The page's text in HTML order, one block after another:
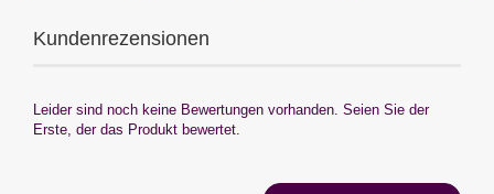
Kundenrezensionen
Leider sind noch keine Bewertungen vorhanden. Seien Sie der
Erste, der das Produkt bewertet.